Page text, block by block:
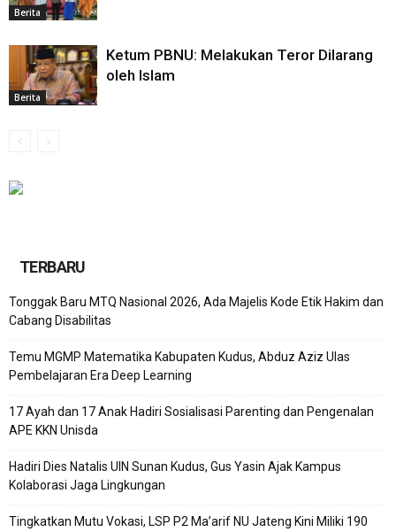
Berita
Berita
Ketum PBNU: Melakukan Teror Dilarang
oleh Islam
TERBARU
Tonggak Baru MTQ Nasional 2026, Ada Majelis Kode Etik Hakim dan
Cabang Disabilitas
Temu MGMP Matematika Kabupaten Kudus, Abduz Aziz Ulas
Pembelajaran Era Deep Learning
17 Ayah dan 17 Anak Hadiri Sosialisasi Parenting dan Pengenalan
APE KKN Unisda
Hadiri Dies Natalis UIN Sunan Kudus, Gus Yasin Ajak Kampus
Kolaborasi Jaga Lingkungan
Tingkatkan Mutu Vokasi, LSP P2 Ma’arif NU Jateng Kini Miliki 190